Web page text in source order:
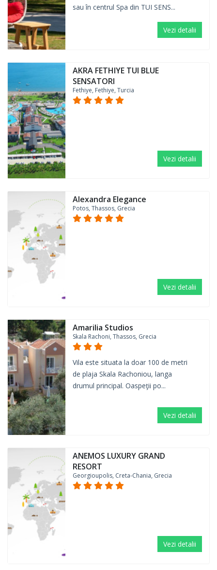
sau în centrul Spa din TUI SENS...
Vezi detalii
AKRA FETHIYE TUI BLUE
SENSATORI
Fethiye, Fethiye, Turcia
Vezi detalii
Alexandra Elegance
Potos, Thassos, Grecia
Vezi detalii
Amarilia Studios
Skala Rachoni, Thassos, Grecia
Vila este situata la doar 100 de metri
de plaja Skala Rachoniou, langa
drumul principal. Oaspeţii po...
Vezi detalii
ANEMOS LUXURY GRAND
RESORT
Georgioupolis, Creta-Chania, Grecia
Vezi detalii